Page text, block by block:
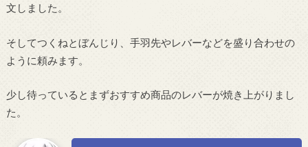
文しました。
そしてつくねとぼんじり、手羽先やレバーなどを盛り合わせの
ように頼みます。
少し待っているとまずおすすめ商品のレバーが焼き上がりまし
た。